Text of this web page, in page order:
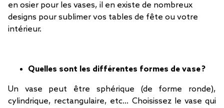
en osier pour les vases, il en existe de nombreux
designs pour sublimer vos tables de fête ou votre
intérieur.
Quelles sont les différentes formes de vase ?
Un vase peut être sphérique (de forme ronde),
cylindrique, rectangulaire, etc… Choisissez le vase qui